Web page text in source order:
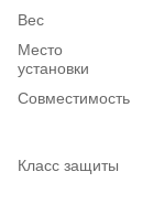
Вес
Место
установки
Совместимость
Класс защиты